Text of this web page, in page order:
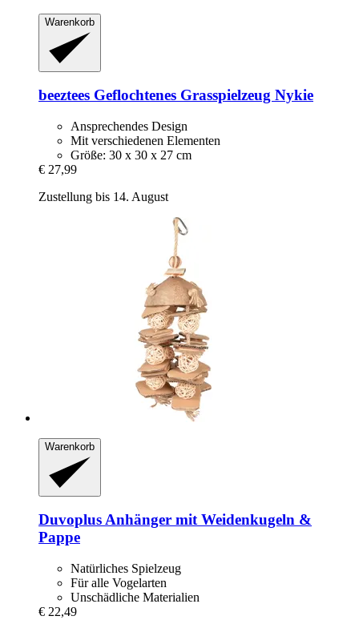
Warenkorb
beeztees Geflochtenes Grasspielzeug Nykie
Ansprechendes Design
Mit verschiedenen Elementen
Größe: 30 x 30 x 27 cm
€ 27,99
Zustellung bis 14. August
Warenkorb
DuvoplusAnhänger mit Weidenkugeln &
Pappe
Natürliches Spielzeug
Für alle Vogelarten
Unschädliche Materialien
€ 22,49